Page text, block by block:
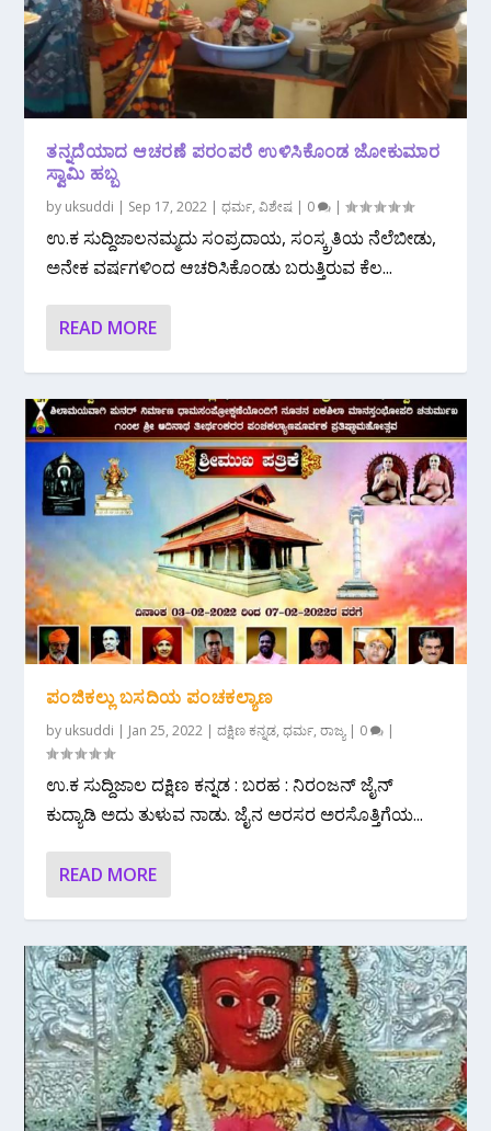
ತನ್ನದೆಯಾದ ಆಚರಣೆ ಪರಂಪರೆ ಉಳಿಸಿಕೊಂಡ ಜೋಕುಮಾರ
ಸ್ವಾಮಿ ಹಬ್ಬ
by uksuddi Sep 17, 2022 |ಧರ್ಮ,ವಿಶೇಷ 0 |
ಉ.ಕ ಸುದ್ದಿಜಾಲನಮ್ಮದು ಸಂಪ್ರದಾಯ, ಸಂಸ್ಕ್ರತಿಯ ನೆಲೆಬೀಡು,
ಅನೇಕ ವರ್ಷಗಳಿಂದ ಆಚರಿಸಿಕೊಂಡು ಬರುತ್ತಿರುವ ಕೆಲ...
READ MORE
ಪಂಜಿಕಲ್ಲು ಬಸದಿಯ ಪಂಚಕಲ್ಯಾಣ
by uksuddi | Jan 25, 2022 |ದಕ್ಷಿಣ ಕನ್ನಡ,ಧರ್ಮ,ರಾಜ್ಯ| 0 |
ಉ.ಕ ಸುದ್ದಿಜಾಲ ದಕ್ಷಿಣ ಕನ್ನಡ : ಬರಹ : ನಿರಂಜನ್ ಜೈನ್
ಕುದ್ಯಾಡಿ ಅದು ತುಳುವ ನಾಡು. ಜೈನ ಅರಸರ ಅರಸೊತ್ತಿಗೆಯ...
READ MORE